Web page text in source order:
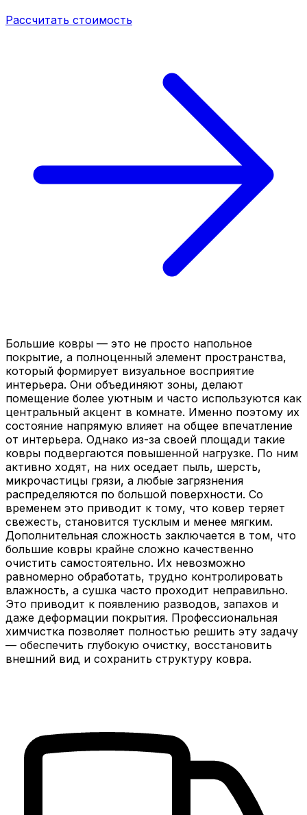
Рассчитать стоимость
Большие ковры — это не просто напольное
покрытие, а полноценный элемент пространства,
который формирует визуальное восприятие
интерьера. Они объединяют зоны, делают
помещение более уютным и часто используются как
центральный акцент в комнате. Именно поэтому их
состояние напрямую влияет на общее впечатление
от интерьера. Однако из-за своей площади такие
ковры подвергаются повышенной нагрузке. По ним
активно ходят, на них оседает пыль, шерсть,
микрочастицы грязи, а любые загрязнения
распределяются по большой поверхности. Со
временем это приводит к тому, что ковер теряет
свежесть, становится тусклым и менее мягким.
Дополнительная сложность заключается в том, что
большие ковры крайне сложно качественно
очистить самостоятельно. Их невозможно
равномерно обработать, трудно контролировать
влажность, а сушка часто проходит неправильно.
Это приводит к появлению разводов, запахов и
даже деформации покрытия. Профессиональная
химчистка позволяет полностью решить эту задачу
— обеспечить глубокую очистку, восстановить
внешний вид и сохранить структуру ковра.